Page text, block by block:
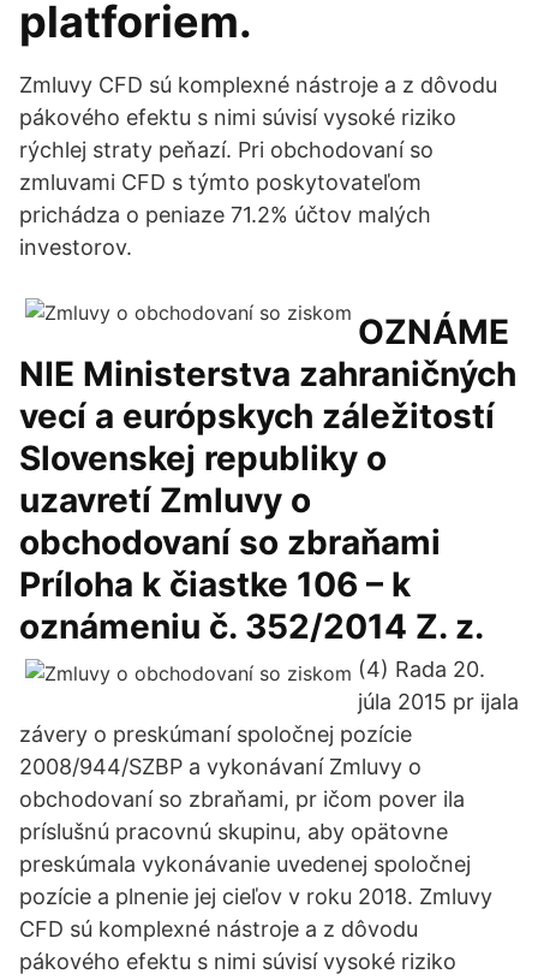
platforiem.
Zmluvy CFD sú komplexné nástroje a z dôvodu
pákového efektu s nimi súvisí vysoké riziko
rýchlej straty peňazí. Pri obchodovaní so
zmluvami CFD s týmto poskytovateľom
prichádza o peniaze 71.2% účtov malých
investorov.
OZNÁME
NIE Ministerstva zahraničných
vecí a európskych záležitostí
Slovenskej republiky o
uzavretí Zmluvy o
obchodovaní so zbraňami
Príloha k čiastke 106 – k
oznámeniu č. 352/2014 Z. z.
(4) Rada 20.
júla 2015 pr ijala
závery o preskúmaní spoločnej pozície
2008/944/SZBP a vykonávaní Zmluvy o
obchodovaní so zbraňami, pr ičom pover ila
príslušnú pracovnú skupinu, aby opätovne
preskúmala vykonávanie uvedenej spoločnej
pozície a plnenie jej cieľov v roku 2018. Zmluvy
CFD sú komplexné nástroje a z dôvodu
pákového efektu s nimi súvisí vysoké riziko